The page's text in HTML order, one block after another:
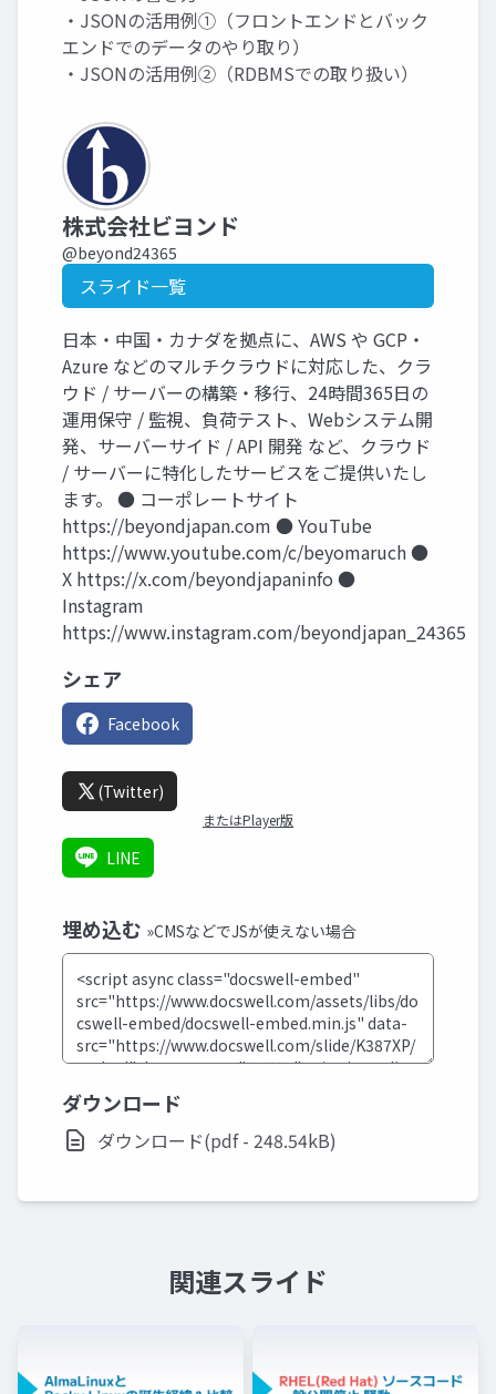
・JSONの活用例①（フロントエンドとバック
エンドでのデータのやり取り）
・JSONの活用例②（RDBMSでの取り扱い）
株式会社ビヨンド
@beyond24365
スライド一覧
日本・中国・カナダを拠点に、AWS や GCP・
Azure などのマルチクラウドに対応した、クラ
ウド / サーバーの構築・移行、24時間365日の
運用保守 / 監視、負荷テスト、Webシステム開
発、サーバーサイド / API 開発 など、クラウド
/ サーバーに特化したサービスをご提供いたし
ます。 ● コーポレートサイト
https://beyondjapan.com ● YouTube
https://www.youtube.com/c/beyomaruch ●
X https://x.com/beyondjapaninfo ●
Instagram
https://www.instagram.com/beyondjapan_24365
シェア
Facebook
(Twitter)
またはPlayer版
LINE
埋め込む »CMSなどでJSが使えない場合
ダウンロード
ダウンロード(pdf - 248.54kB)
関連スライド